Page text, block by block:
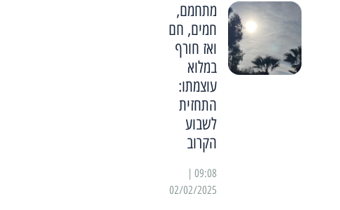
מתחמם,
חמים, חם
ואז חורף
במלוא
עוצמתו:
התחזית
לשבוע
הקרוב
02/02/2025